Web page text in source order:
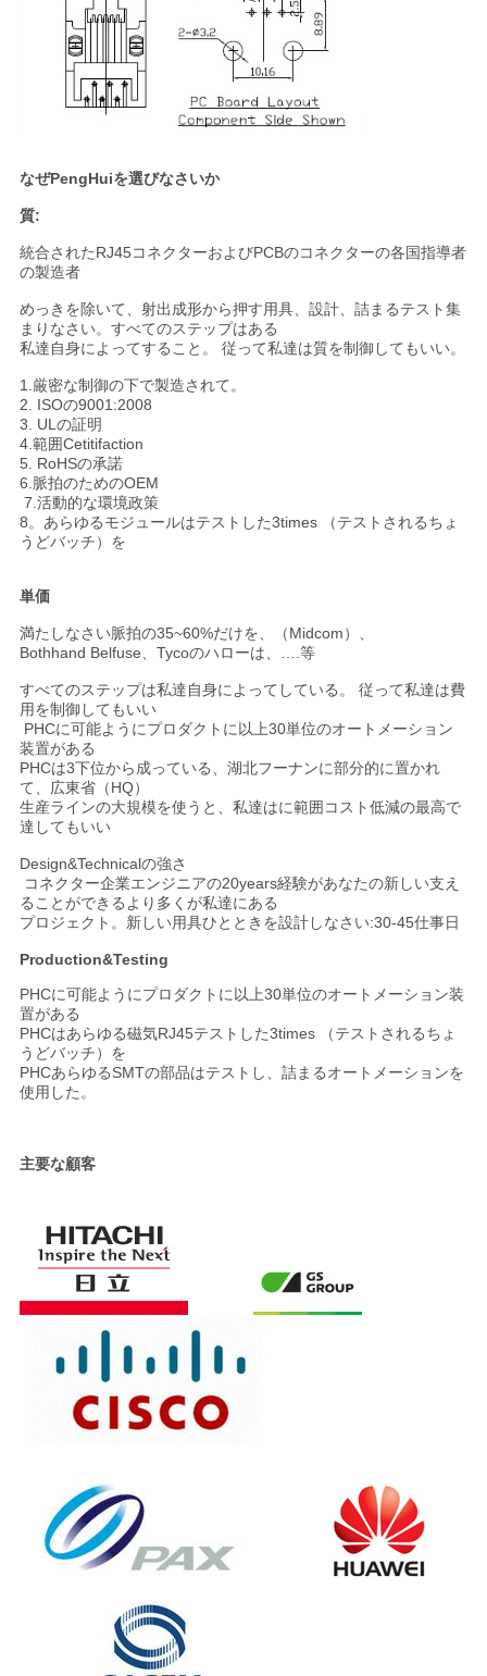
なぜPengHuiを選びなさいか
質:
統合されたRJ45コネクターおよびPCBのコネクターの各国指導者
の製造者
めっきを除いて、射出成形から押す用具、設計、詰まるテスト集
まりなさい。すべてのステップはある
私達自身によってすること。 従って私達は質を制御してもいい。
1.厳密な制御の下で製造されて。
2. ISOの9001:2008
3. ULの証明
4.範囲Cetitifaction
5. RoHSの承諾
6.脈拍のためのOEM
7.活動的な環境政策
8。あらゆるモジュールはテストした3times （テストされるちょ
うどバッチ）を
単価
満たしなさい脈拍の35~60%だけを、（Midcom）、
Bothhand Belfuse、Tycoのハローは、….等
すべてのステップは私達自身によってしている。 従って私達は費
用を制御してもいい
PHCに可能ようにプロダクトに以上30単位のオートメーション
装置がある
PHCは3下位から成っている、湖北フーナンに部分的に置かれ
て、広東省（HQ）
生産ラインの大規模を使うと、私達はに範囲コスト低減の最高で
達してもいい
Design&Technicalの強さ
コネクター企業エンジニアの20years経験があなたの新しい支え
ることができるより多くが私達にある
プロジェクト。新しい用具ひとときを設計しなさい:30-45仕事日
Production&Testing
PHCに可能ようにプロダクトに以上30単位のオートメーション装
置がある
PHCはあらゆる磁気RJ45テストした3times （テストされるちょ
うどバッチ）を
PHCあらゆるSMTの部品はテストし、詰まるオートメーションを
使用した。
主要な顧客